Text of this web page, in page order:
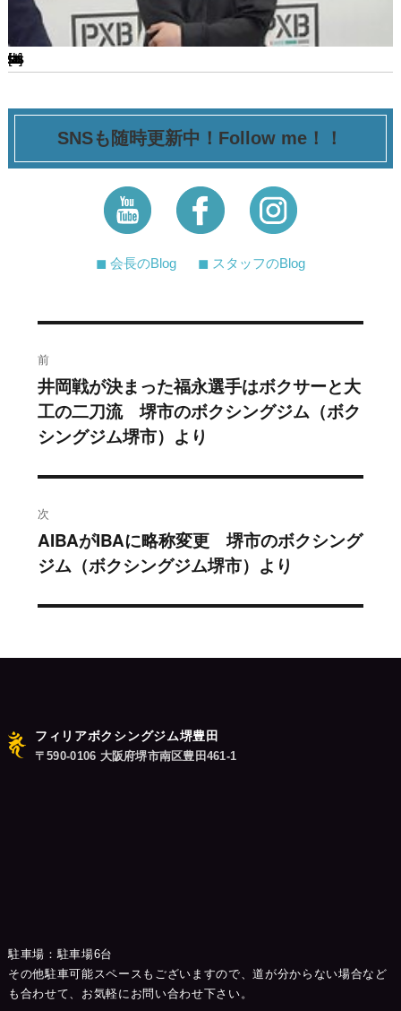
[ssba-buttons]
SNSも随時更新中！Follow me！！
◼︎ 会長のBlog ◼︎ スタッフのBlog
稿
ナ
ー
シ
ョ
前
過
去
の
井岡戦が決まった福永選手はボクサーと大
工の二刀流 堺市のボクシングジム（ボク
シングジム堺市）より
次
次
の
AIBAがIBAに略称変更 堺市のボクシング
ジム（ボクシングジム堺市）より
フィリアボクシングジム堺豊田
〒590-0106 大阪府堺市南区豊田461-1
駐車場：駐車場6台
その他駐車可能スペースもございますので、道が分からない場合など
も合わせて、お気軽にお問い合わせ下さい。